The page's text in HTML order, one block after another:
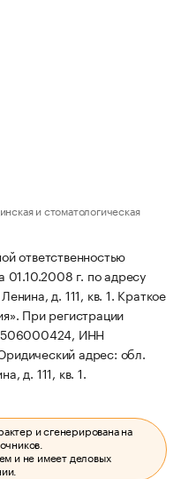
и стоматологическая
ответственностью
01.10.2008 г. по адресу
д. 111, кв. 1. Краткое
При регистрации
ИНН
адрес: обл.
д. 111, кв. 1.
и сгенерирована на
и не имеет деловых